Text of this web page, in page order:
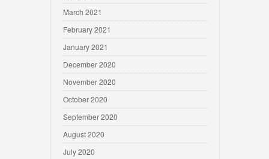
March 2021
February 2021
January 2021
December 2020
November 2020
October 2020
September 2020
August 2020
July 2020